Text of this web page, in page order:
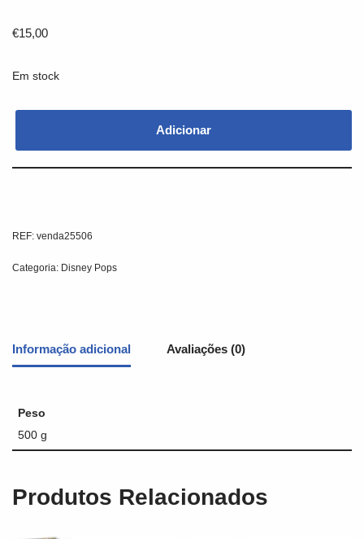
€15,00
Em stock
Adicionar
REF: venda25506
Categoria: Disney Pops
Informação adicional Avaliações (0)
Peso
500 g
Produtos Relacionados